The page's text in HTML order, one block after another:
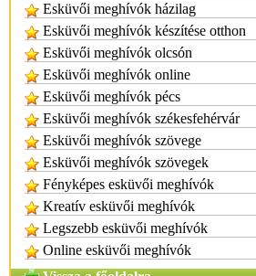
Esküvői meghívók házilag
Esküvői meghívók készítése otthon
Esküvői meghívók olcsón
Esküvői meghívók online
Esküvői meghívók pécs
Esküvői meghívók székesfehérvár
Esküvői meghívók szövege
Esküvői meghívók szövegek
Fényképes esküvői meghívók
Kreatív esküvői meghívók
Legszebb esküvői meghívók
Online esküvői meghívók